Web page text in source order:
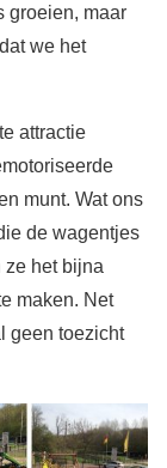
groeien, maar
we het
attractie
munt. Wat ons
de wagentjes
ze het bijna
maken. Net
geen toezicht